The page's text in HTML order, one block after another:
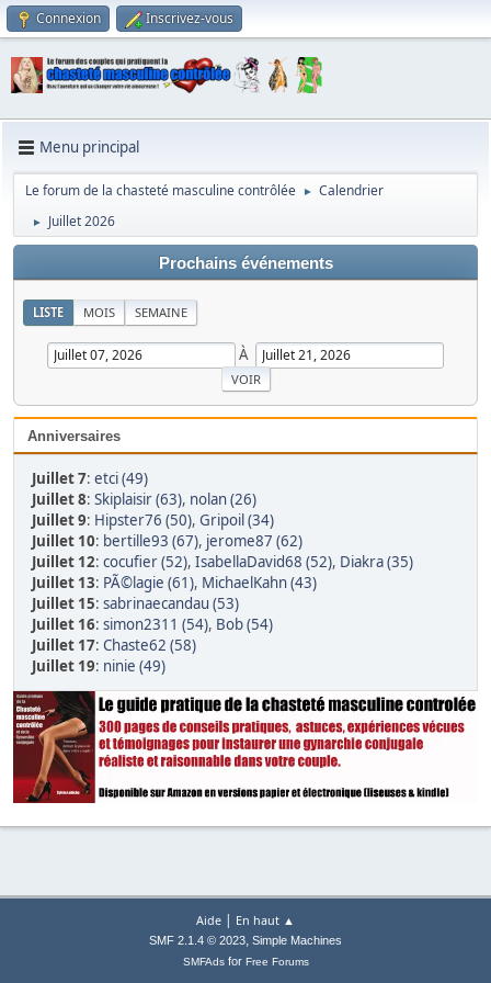
Connexion Inscrivez-vous
Menu principal
Le forum de la chasteté masculine contrôlée ► Calendrier
► Juillet 2026
Prochains événements
LISTE MOIS SEMAINE
À
Anniversaires
Juillet 7: etci (49)
Juillet 8: Skiplaisir (63), nolan (26)
Juillet 9: Hipster76 (50), Gripoil (34)
Juillet 10: bertille93 (67), jerome87 (62)
Juillet 12: cocufier (52), IsabellaDavid68 (52), Diakra (35)
Juillet 13: PÃ©lagie (61), MichaelKahn (43)
Juillet 15: sabrinaecandau (53)
Juillet 16: simon2311 (54), Bob (54)
Juillet 17: Chaste62 (58)
Juillet 19: ninie (49)
Aide | En haut ▲
SMF 2.1.4 © 2023, Simple Machines
SMFAdsfor Free Forums